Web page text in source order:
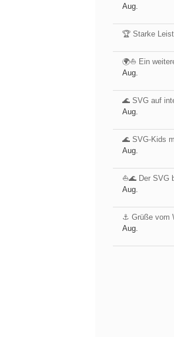
Aug.
🏆 Starke
🌍⛵ Ein
Aug.
🌊 SVG auf
Aug.
🌊 SVG-Kids
Aug.
⛵️🌊 Der SVG
Aug.
⚓️ Grüße
Aug.